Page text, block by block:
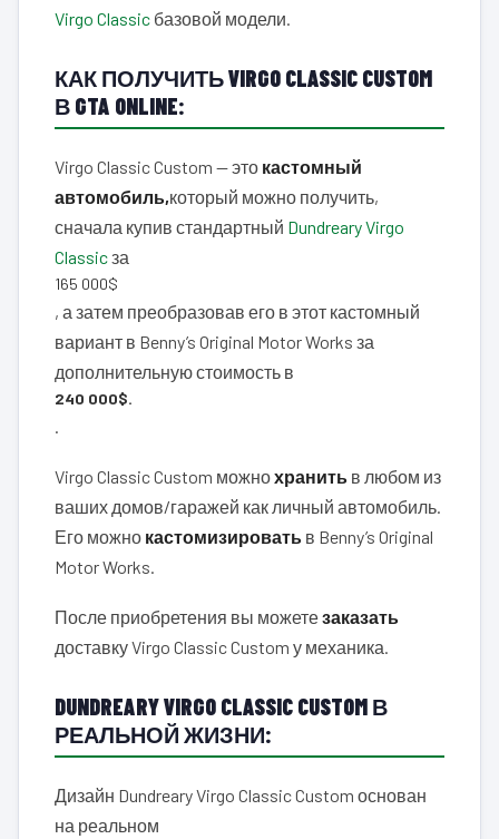
Virgo Classic базовой модели.
КАК ПОЛУЧИТЬ VIRGO CLASSIC CUSTOM
В GTA ONLINE:
Virgo Classic Custom — это кастомный
автомобиль,который можно получить,
сначала купив стандартный Dundreary Virgo
Classicза
165 000$
, а затем преобразовав его в этот кастомный
вариант в Benny’s Original Motor Works за
дополнительную стоимость в
240 000$.
.
Virgo Classic Custom можнохранить в любом из
ваших домов/гаражей как личный автомобиль.
Его можно кастомизировать в Benny’s Original
Motor Works.
После приобретения вы можетезаказать
доставку Virgo Classic Custom у механика.
DUNDREARY VIRGO CLASSIC CUSTOM В
РЕАЛЬНОЙ ЖИЗНИ:
Дизайн Dundreary Virgo Classic Custom основан
на реальном